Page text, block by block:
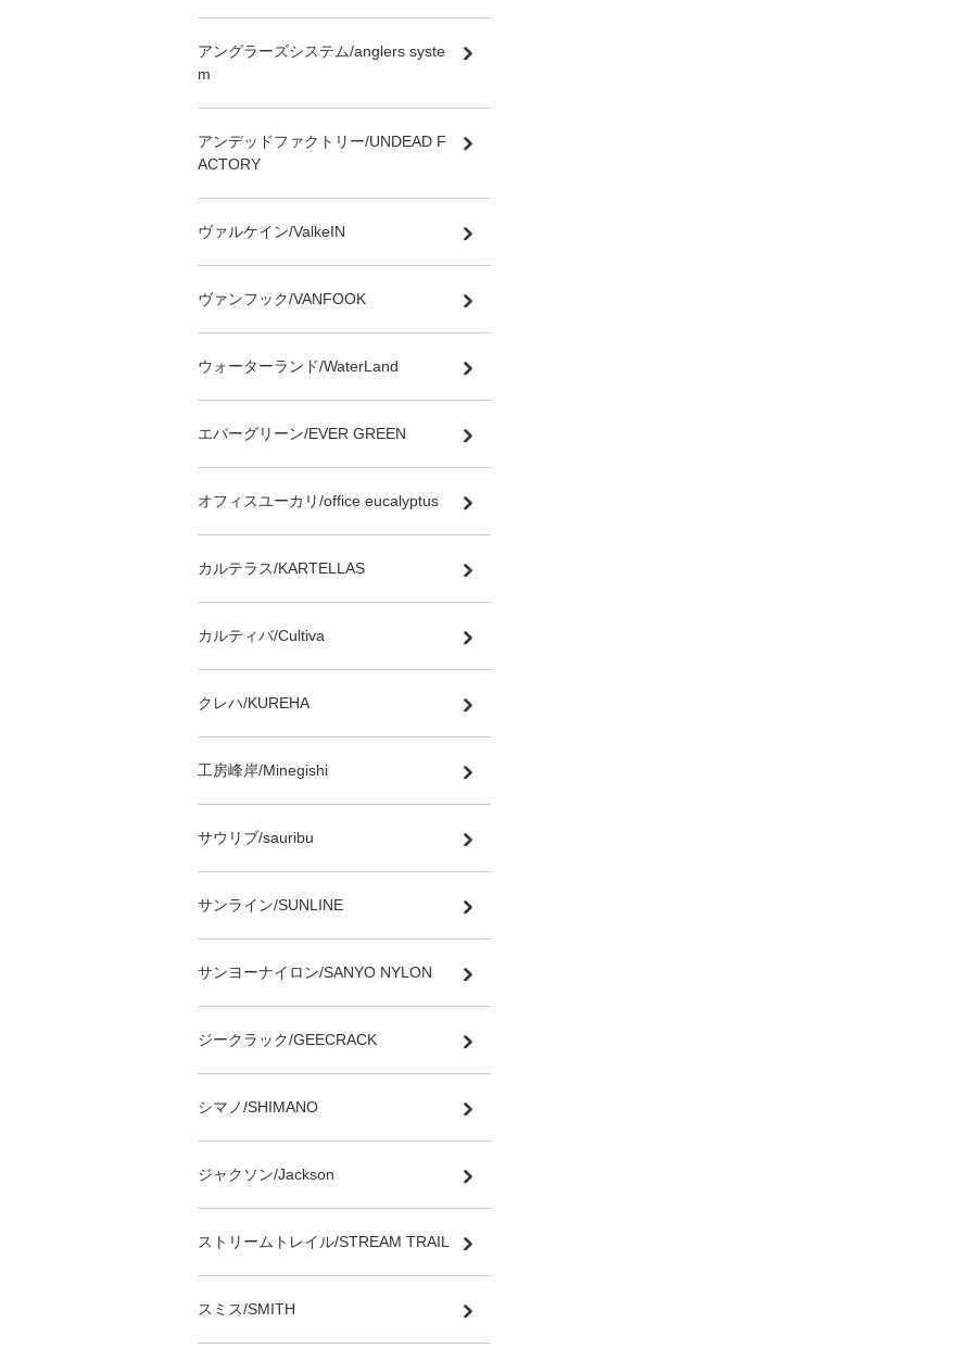
アングラーズシステム/anglers syste
m
アンデッドファクトリー/UNDEAD F
ACTORY
ヴァルケイン/ValkeIN
ヴァンフック/VANFOOK
ウォーターランド/WaterLand
エバーグリーン/EVER GREEN
オフィスユーカリ/office eucalyptus
カルテラス/KARTELLAS
カルティバ/Cultiva
クレハ/KUREHA
工房峰岸/Minegishi
サウリブ/sauribu
サンライン/SUNLINE
サンヨーナイロン/SANYO NYLON
ジークラック/GEECRACK
シマノ/SHIMANO
ジャクソン/Jackson
ストリームトレイル/STREAM TRAIL
スミス/SMITH